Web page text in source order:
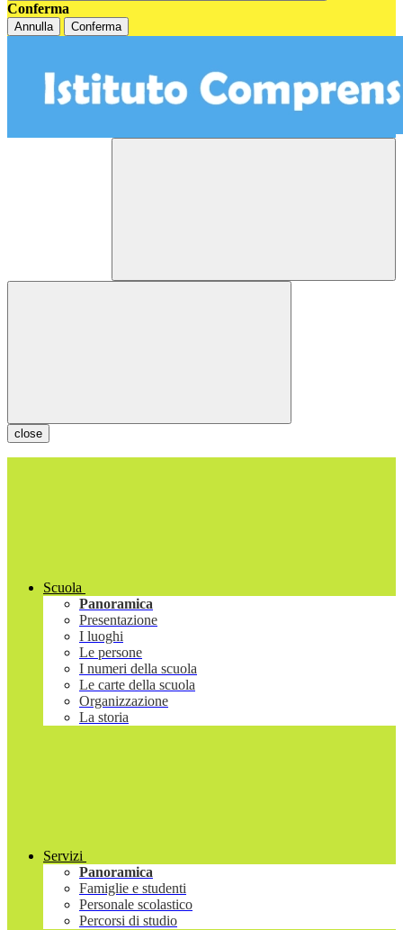
Conferma
Annulla Conferma
close
Scuola
Panoramica
Presentazione
I luoghi
Le persone
I numeri della scuola
Le carte della scuola
Organizzazione
La storia
Servizi
Panoramica
Famiglie e studenti
Personale scolastico
Percorsi di studio